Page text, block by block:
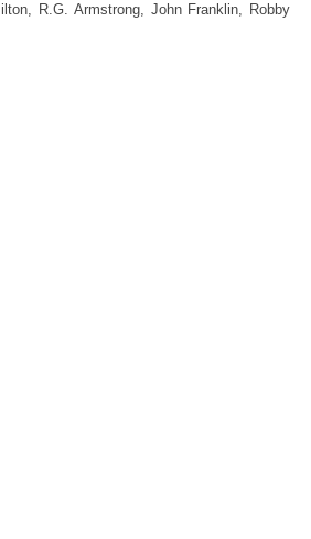
R.G. Armstrong, John Franklin, Robby